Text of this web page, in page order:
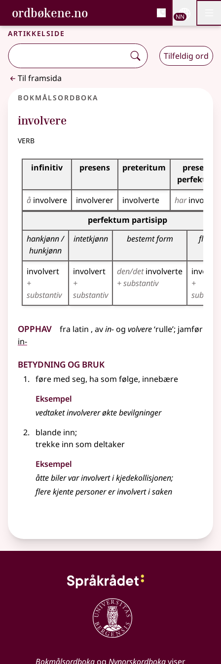
Gå til hovudinnhald
Tilgjenge
ordbøkene.no, Bokmålsordboka og
Bokmålsordboka og Nynorskordboka
NN
Artikkelside
Tilfeldig ord
Til framsida
Bokmålsordboka
involvere
verb
Bøyingstabell for dette verbet
infinitiv presens preteritum
presens
perfektum
å involvere involverer involverte harinvolvert
Bøyingstabell for dette verbet (partisippformer)
perfektum partisipp
hankjønn /
hunkjønn
intetkjønn bestemt form flertall
involvert
+
substantiv
involvert
+
substantiv
den/detinvolverte
+ substantiv
+
Opphav fra latin , avin-og volvere‘rulle’; jamfør
in-
Betydning og bruk
føre med seg, ha som følge, innebære
Eksempel
vedtaketinvolvererøkte bevilgninger
blande inn;
trekke inn som deltaker
Eksempel
åtte biler var involvert i kjedekollisjonen;
flere kjente personer er involvert i saken
Bokmålsordbokaog Nynorskordbokaviser